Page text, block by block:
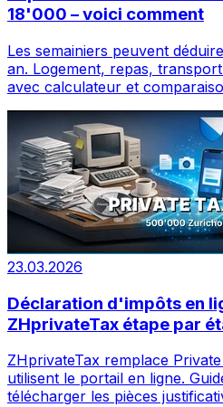
18'000 – voici comment
Les semainiers peuvent
an. Logement, repas,
avec calculateur et
23.03.2026
Déclaration d'impôts en
ZHprivateTax étape par
ZHprivateTax remplace
utilisent le portail en ligne.
télécharger les pièces